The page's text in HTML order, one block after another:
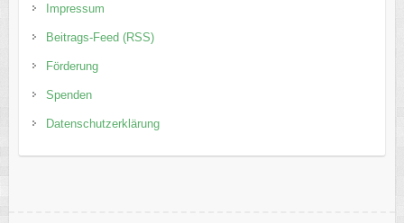
Impressum
Beitrags-Feed (RSS)
Förderung
Spenden
Datenschutzerklärung